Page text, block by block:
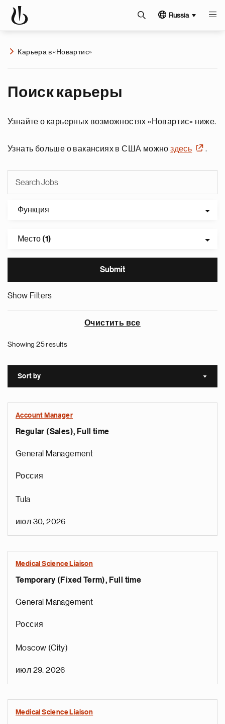
Russia
Карьера в «Новартис»
Поиск карьеры
Узнайте о карьерных возможностях «Новартис» ниже.
Узнать больше о вакансиях в США можноздесь .
Функция
Место (1)
Show Filters
Очистить все
Showing 25 results
Sort by Sort
Account Manager
Regular (Sales), Full time
General Management
Россия
Tula
июл 30, 2026
Medical Science Liaison
Temporary (Fixed Term), Full time
General Management
Россия
Moscow (City)
июл 29, 2026
Medical Science Liaison